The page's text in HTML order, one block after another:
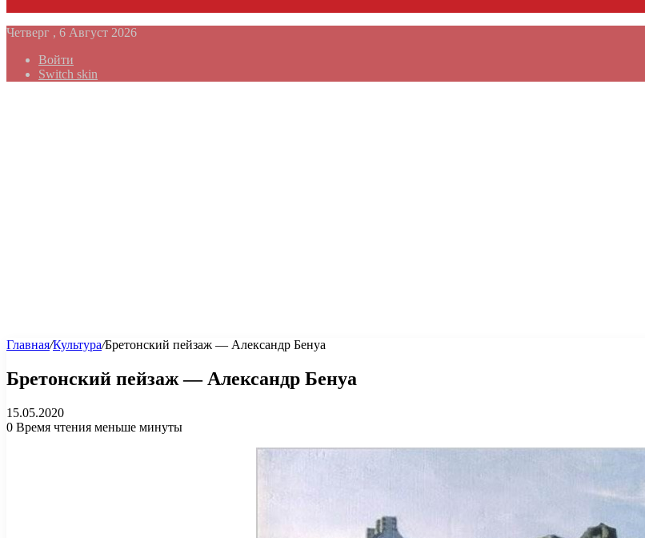
Четверг , 6 Август 2026
Войти
Switch skin
Главная/Культура/Бретонский пейзаж — Александр Бенуа
Бретонский пейзаж — Александр Бенуа
15.05.2020
0 Время чтения меньше минуты